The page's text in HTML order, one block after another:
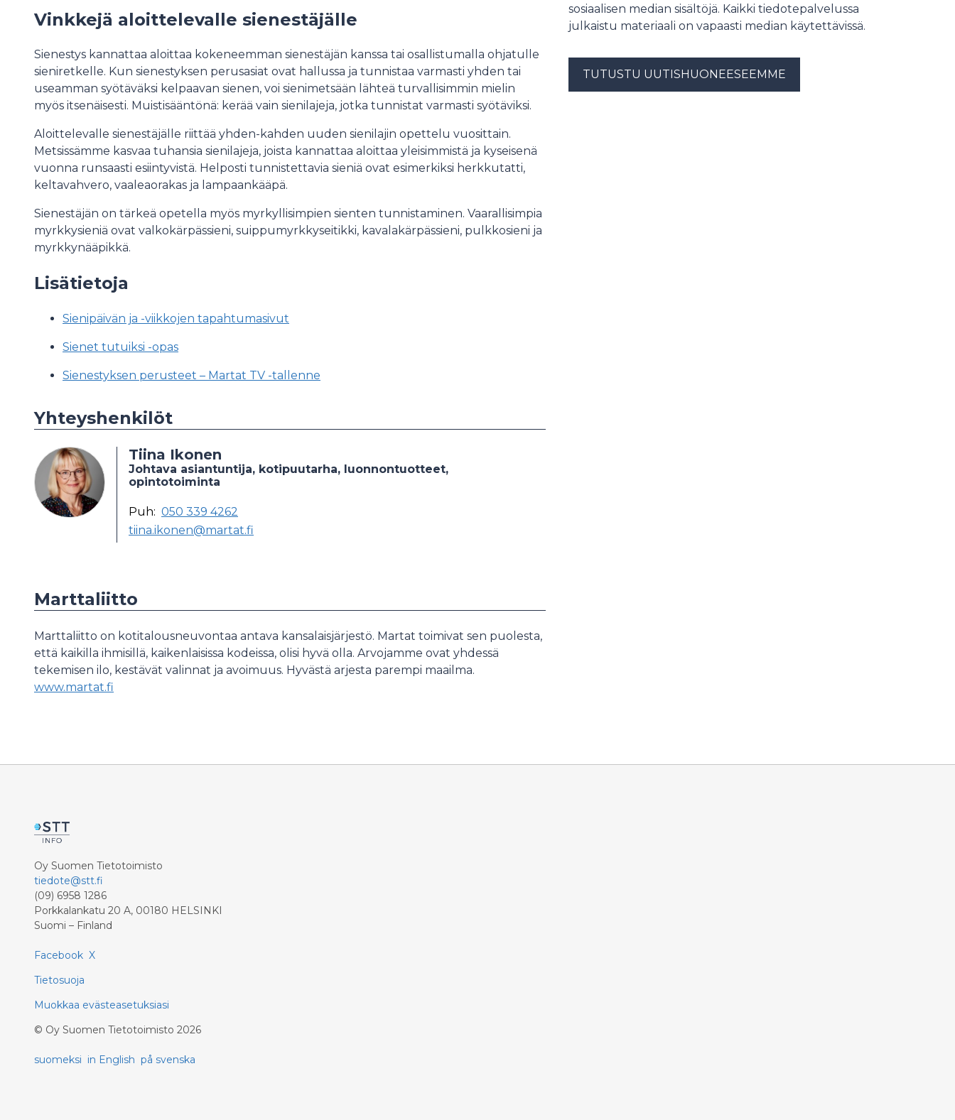
Vinkkejä aloittelevalle sienestäjälle
Sienestys kannattaa aloittaa kokeneemman sienestäjän kanssa tai osallistumalla ohjatulle
sieniretkelle. Kun sienestyksen perusasiat ovat hallussa ja tunnistaa varmasti yhden tai
useamman syötäväksi kelpaavan sienen, voi sienimetsään lähteä turvallisimmin mielin
myös itsenäisesti. Muistisääntönä: kerää vain sienilajeja, jotka tunnistat varmasti syötäviksi.
Aloittelevalle sienestäjälle riittää yhden-kahden uuden sienilajin opettelu vuosittain.
Metsissämme kasvaa tuhansia sienilajeja, joista kannattaa aloittaa yleisimmistä ja kyseisenä
vuonna runsaasti esiintyvistä. Helposti tunnistettavia sieniä ovat esimerkiksi herkkutatti,
keltavahvero, vaaleaorakas ja lampaankääpä.
Sienestäjän on tärkeä opetella myös myrkyllisimpien sienten tunnistaminen. Vaarallisimpia
myrkkysieniä ovat valkokärpässieni, suippumyrkkyseitikki, kavalakärpässieni, pulkkosieni ja
myrkkynääpikkä.
Lisätietoja
Sienipäivän ja -viikkojen tapahtumasivut
Sienet tutuiksi -opas
Sienestyksen perusteet – Martat TV -tallenne
Yhteyshenkilöt
Tiina Ikonen
Johtava asiantuntija, kotipuutarha, luonnontuotteet,
opintotoiminta
Puh: 050 339 4262
tiina.ikonen@martat.fi
Marttaliitto
Marttaliitto on kotitalousneuvontaa antava kansalaisjärjestö. Martat toimivat sen puolesta,
että kaikilla ihmisillä, kaikenlaisissa kodeissa, olisi hyvä olla. Arvojamme ovat yhdessä
tekemisen ilo, kestävät valinnat ja avoimuus. Hyvästä arjesta parempi maailma.
www.martat.fi
maata suorittavat tehtäviä yhtä
aikaa.
sosiaalisen median sisältöjä. Kaikki tiedotepalvelussa
julkaistu materiaali on vapaasti median käytettävissä.
TUTUSTU UUTISHUONEESEEMME
Oy Suomen Tietotoimisto
tiedote@stt.fi
(09) 6958 1286
Porkkalankatu 20 A, 00180 HELSINKI
Suomi – Finland
Facebook X
Tietosuoja
Muokkaa evästeasetuksiasi
© Oy Suomen Tietotoimisto 2026
suomeksi in English på svenska